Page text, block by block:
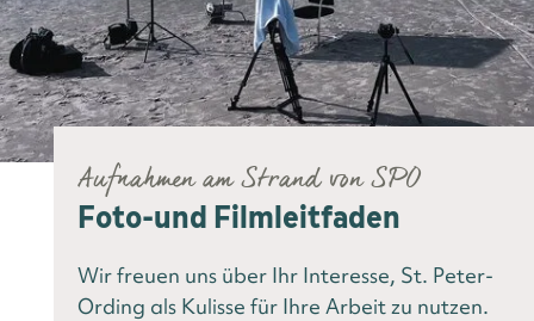
Aufnahmen am Strand von SPO
Foto-und Filmleitfaden
Wir freuen uns über Ihr Interesse, St. Peter-
Ording als Kulisse für Ihre Arbeit zu nutzen.